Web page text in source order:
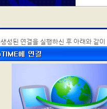
생성된 연결을 실행하신 후 아래와 같